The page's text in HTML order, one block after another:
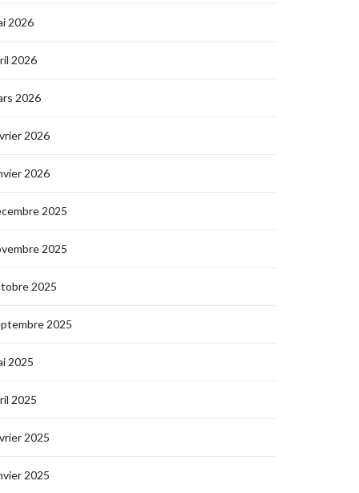
2026
2026
2026
2026
2026
2025
2025
2025
2025
2025
2025
2025
2025